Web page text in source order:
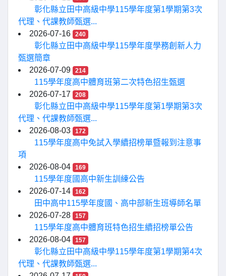
彰化縣立田中高級中學115學年度第1學期第3次
代理、代課教師甄選...
2026-07-16
240
彰化縣立田中高級中學115學年度學務創新人力
甄選簡章
2026-07-09
214
115學年度高中體育班第二次特色招生甄選
2026-07-17
208
彰化縣立田中高級中學115學年度第1學期第3次
代理、代課教師甄選...
2026-08-03
172
115學年度高中免試入學續招榜單暨報到注意事
項
2026-08-04
169
115學年度國高中新生訓練公告
2026-07-14
162
田中高中115學年度國、高中部新生班導師名單
2026-07-28
157
115學年度高中體育班特色招生續招榜單公告
2026-08-04
157
彰化縣立田中高級中學115學年度第1學期第4次
代理、代課教師甄選...